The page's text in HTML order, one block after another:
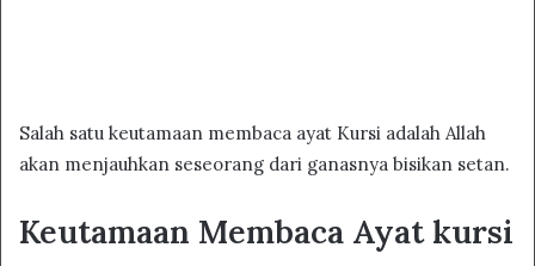
Salah satu keutamaan membaca ayat Kursi adalah Allah
akan menjauhkan seseorang dari ganasnya bisikan setan.
Keutamaan Membaca Ayat kursi